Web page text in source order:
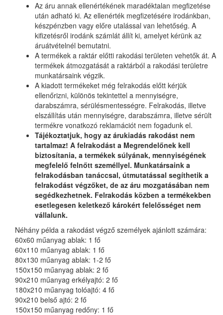
Az áru annak ellenértékének maradéktalan megfizetése
után adható ki. Az ellenérték megfizetésére irodánkban,
készpénzben vagy előre utalással van lehetőség. A
kifizetésről irodánk számlát állít ki, amelyet kérünk az
áruátvételnél bemutatni.
A termékek a raktár előtti rakodási területen vehetők át. A
termékek átmozgatását a raktárból a rakodási területre
munkatársaink végzik.
A kiadott termékeket még felrakodás előtt kérjük
ellenőrizni, különös tekintettel a mennyiségre,
darabszámra, sérülésmentességre. Felrakodás, illetve
elszállítás után mennyiségre, darabszámra, illetve sérült
termékre vonatkozó reklamációt nem fogadunk el.
Tájékoztatjuk, hogy az árukiadás rakodást nem
tartalmaz! A felrakodást a Megrendelőnek kell
biztosítania, a termékek súlyának, mennyiségének
megfelelő felnőtt személlyel. Munkatársaink a
felrakodásban tanáccsal, útmutatással segíthetik a
felrakodást végzőket, de az áru mozgatásában nem
segédkezhetnek. Felrakodás közben a termékekben
esetlegesen keletkező károkért felelősséget nem
vállalunk.
Néhány példa a rakodást végző személyek ajánlott számára:
60x60 műanyag ablak: 1 fő
60x110 műanyag ablak: 1 fő
80x130 műanyag ablak: 1-2 fő
150x150 műanyag ablak: 2 fő
90x210 műanyag erkélyajtó: 2 fő
180x210 műanyag tolóajtó: 4 fő
90x210 belső ajtó: 2 fő
150x150 műanyag redőny: 1 fő